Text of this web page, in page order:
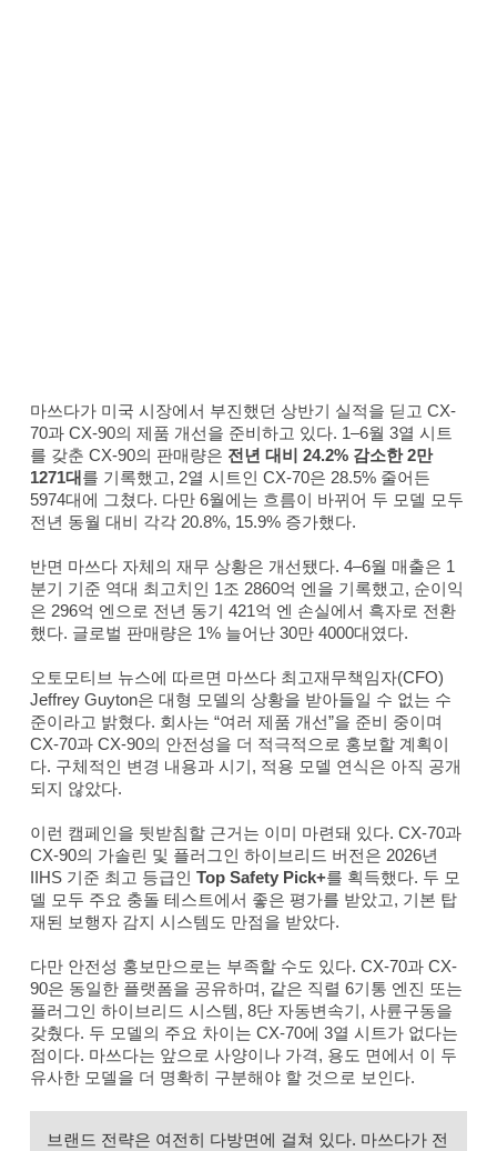
마쓰다가 미국 시장에서 부진했던 상반기 실적을 딛고 CX-
70과 CX-90의 제품 개선을 준비하고 있다. 1–6월 3열 시트
를 갖춘 CX-90의 판매량은 전년 대비 24.2% 감소한 2만
1271대를 기록했고, 2열 시트인 CX-70은 28.5% 줄어든
5974대에 그쳤다. 다만 6월에는 흐름이 바뀌어 두 모델 모두
전년 동월 대비 각각 20.8%, 15.9% 증가했다.
반면 마쓰다 자체의 재무 상황은 개선됐다. 4–6월 매출은 1
분기 기준 역대 최고치인 1조 2860억 엔을 기록했고, 순이익
은 296억 엔으로 전년 동기 421억 엔 손실에서 흑자로 전환
했다. 글로벌 판매량은 1% 늘어난 30만 4000대였다.
오토모티브 뉴스에 따르면 마쓰다 최고재무책임자(CFO)
Jeffrey Guyton은 대형 모델의 상황을 받아들일 수 없는 수
준이라고 밝혔다. 회사는 “여러 제품 개선”을 준비 중이며
CX-70과 CX-90의 안전성을 더 적극적으로 홍보할 계획이
다. 구체적인 변경 내용과 시기, 적용 모델 연식은 아직 공개
되지 않았다.
이런 캠페인을 뒷받침할 근거는 이미 마련돼 있다. CX-70과
CX-90의 가솔린 및 플러그인 하이브리드 버전은 2026년
IIHS 기준 최고 등급인 Top Safety Pick+를 획득했다. 두 모
델 모두 주요 충돌 테스트에서 좋은 평가를 받았고, 기본 탑
재된 보행자 감지 시스템도 만점을 받았다.
다만 안전성 홍보만으로는 부족할 수도 있다. CX-70과 CX-
90은 동일한 플랫폼을 공유하며, 같은 직렬 6기통 엔진 또는
플러그인 하이브리드 시스템, 8단 자동변속기, 사륜구동을
갖췄다. 두 모델의 주요 차이는 CX-70에 3열 시트가 없다는
점이다. 마쓰다는 앞으로 사양이나 가격, 용도 면에서 이 두
유사한 모델을 더 명확히 구분해야 할 것으로 보인다.
브랜드 전략은 여전히 다방면에 걸쳐 있다. 마쓰다가 전